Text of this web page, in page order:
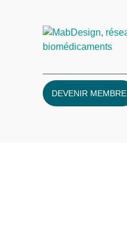
DEVENIR MEMBRE